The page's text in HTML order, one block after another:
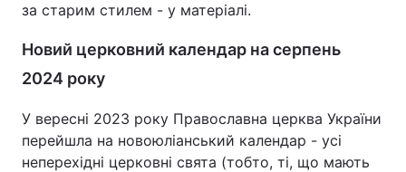
Здоров'я
Екологія Регіони
за старим стилем - у матеріалі.
Новий церковний календар на серпень
2024 року
У вересні 2023 року Православна церква України
перейшла на новоюліанський календар - усі
неперехідні церковні свята (тобто, ті, що мають